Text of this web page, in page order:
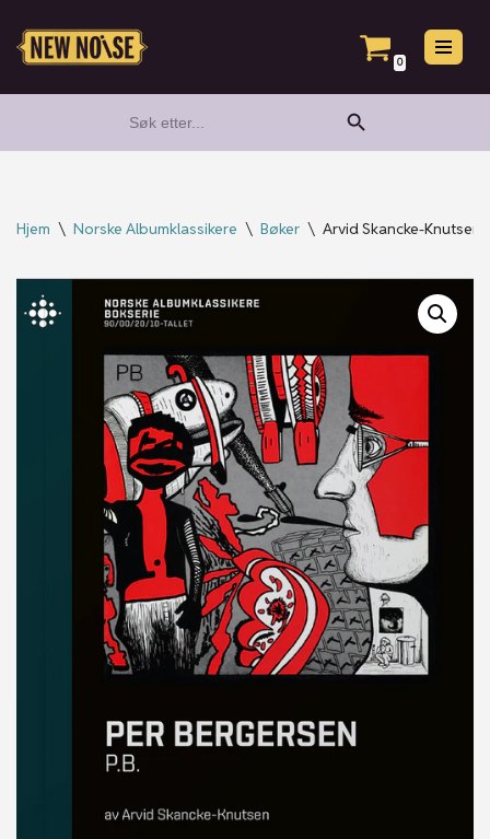
Hopp
0
for:
Search Button
Hjem \ Norske Albumklassikere \ Bøker \ Arvid Skancke-Knutsen